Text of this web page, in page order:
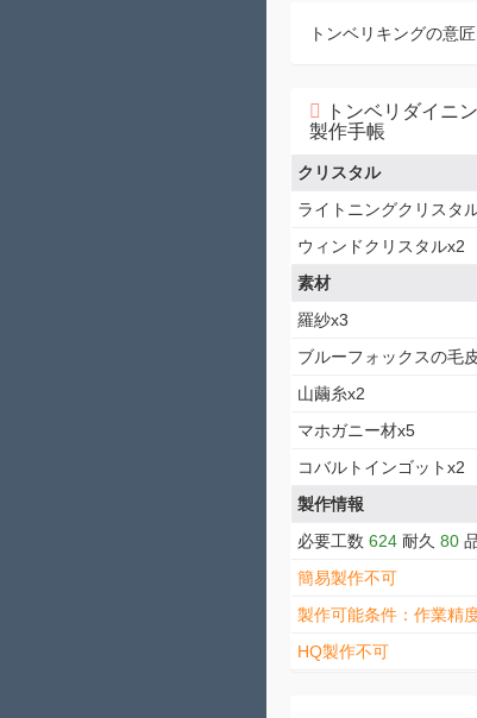
トンベリキングの意
トンベリダイニ
製作手帳
クリスタル
ライトニングクリスタ
ウィンドクリスタルx2
素材
羅紗x3
ブルーフォックスの毛
山繭糸x2
マホガニー材x5
コバルトインゴットx2
製作情報
必要工数 624 耐久 80
簡易製作不可
製作可能条件：作業精
HQ製作不可